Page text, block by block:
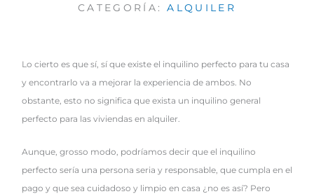
CATEGORÍA:ALQUILER
Lo cierto es que sí, sí que existe el inquilino perfecto para tu casa
y encontrarlo va a mejorar la experiencia de ambos. No
obstante, esto no significa que exista un inquilino general
perfecto para las viviendas en alquiler.
Aunque, grosso modo, podríamos decir que el inquilino
perfecto sería una persona seria y responsable, que cumpla en el
pago y que sea cuidadoso y limpio en casa ¿no es así? Pero